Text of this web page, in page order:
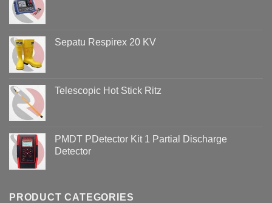
Sepatu Respirex 20 KV
Telescopic Hot Stick Ritz
PMDT PDetector Kit 1 Partial Discharge
Detector
PRODUCT CATEGORIES